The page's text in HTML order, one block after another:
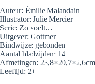
Auteur: Émilie Malandain
Illustrator: Julie Mercier
Serie: Zo voelt…
Uitgever: Gottmer
Bindwijze: gebonden
Aantal bladzijden: 14
Afmetingen: 23,8×20,7×2,6cm
Leeftijd: 2+